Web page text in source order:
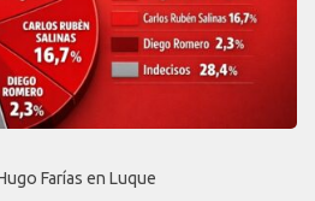
Farías en Luque